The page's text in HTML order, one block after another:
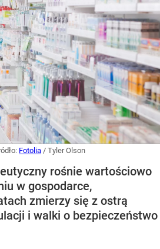
Fotolia / Tyler Olson
rośnie wartościowo
w gospodarce,
zmierzy się z ostrą
i walki o bezpieczeństwo